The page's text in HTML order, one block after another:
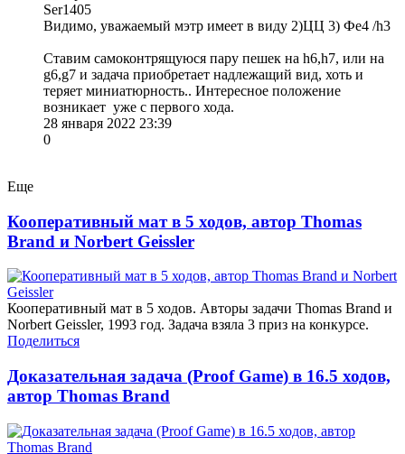
Ser1405
Видимо, уважаемый мэтр имеет в виду 2)ЦЦ 3) Фе4 /h3
Ставим самоконтрящуюся пару пешек на h6,h7, или на
g6,g7 и задача приобретает надлежащий вид, хоть и
теряет миниатюрность.. Интересное положение
возникает уже с первого хода.
28 января 2022 23:39
0
Еще
Кооперативный мат в 5 ходов, автор Thomas
Brand и Norbert Geissler
Кооперативный мат в 5 ходов. Авторы задачи Thomas Brand и
Norbert Geissler, 1993 год. Задача взяла 3 приз на конкурсе.
Поделиться
Доказательная задача (Proof Game) в 16.5 ходов,
автор Thomas Brand